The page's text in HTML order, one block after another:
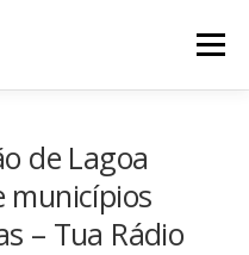
Menu
de Lagoa
municípios
– Tua Rádio